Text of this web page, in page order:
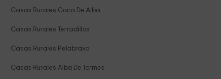
Casas Rurales Coca De Alba
Casas Rurales Terradillos
Casas Rurales Pelabravo
Casas Rurales Alba De Tormes